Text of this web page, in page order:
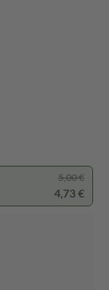
5,00 €
4,73 €